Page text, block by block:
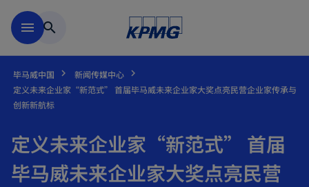
menu search
毕马威中国
新闻传媒中心
定义未来企业家“新范式” 首届毕马威未来企业家大奖点亮民营企业家传承与
创新新航标
定义未来企业家“新范式” 首届
毕马威未来企业家大奖点亮民营